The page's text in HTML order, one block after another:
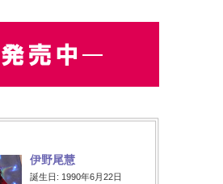
伊野尾慧
誕生日: 1990年6月22日